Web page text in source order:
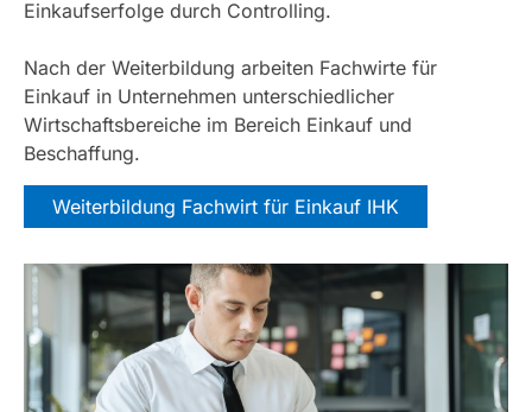
Einkaufserfolge durch Controlling.
Nach der Weiterbildung arbeiten Fachwirte für
Einkauf in Unternehmen unterschiedlicher
Wirtschaftsbereiche im Bereich Einkauf und
Beschaffung.
Weiterbildung Fachwirt für Einkauf IHK